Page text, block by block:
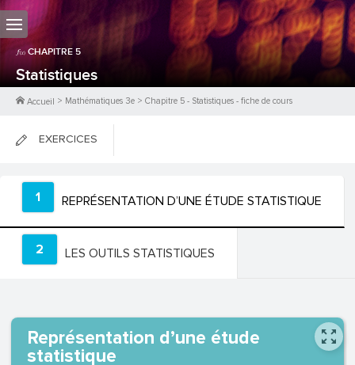
CHAPITRE 5
Statistiques
Accueil > Mathématiques 3e > Chapitre 5 - Statistiques - fiche de cours
EXERCICES
FICHES DE COURS
0PTS
1 REPRÉSENTATION D’UNE ÉTUDE STATISTIQUE
2 LES OUTILS STATISTIQUES
Représentation d’une étude
statistique